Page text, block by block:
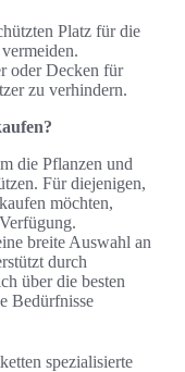
Platz für die
oder Decken für
zu verhindern.
die Pflanzen und
Für diejenigen,
möchten,
breite Auswahl an
durch
über die besten
Bedürfnisse
spezialisierte